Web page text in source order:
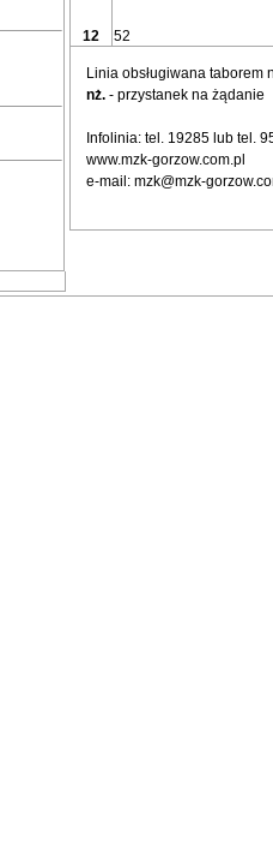
12 52
Linia obsługiwana taborem
nż. - przystanek na żądanie
Infolinia: tel. 19285 lub tel.
www.mzk-gorzow.com.pl
e-mail: mzk@mzk-